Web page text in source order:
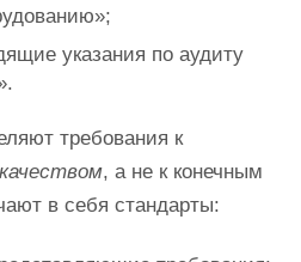
указания по аудиту
требования к
, а не к конечным
в себя стандарты: